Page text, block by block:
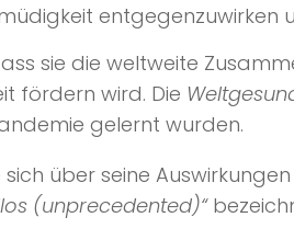
entgegenzuwirken
sie die weltweite
fördern wird. Die
gelernt wurden.
über seine
(unprecedented)“